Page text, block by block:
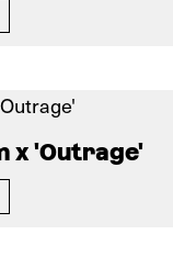
x 'Outrage'